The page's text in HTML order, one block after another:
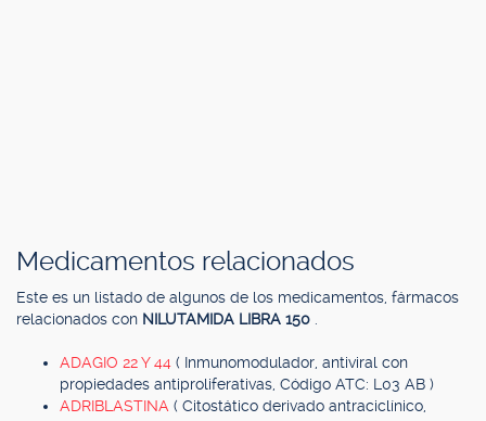
Medicamentos relacionados
Este es un listado de algunos de los medicamentos, fármacos
relacionados con NILUTAMIDA LIBRA 150
ADAGIO 22 Y 44 ( Inmunomodulador, antiviral con
propiedades antiproliferativas, Código ATC: L03 AB )
ADRIBLASTINA ( Citostático derivado antraciclínico,